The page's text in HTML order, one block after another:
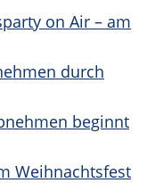
on Air – am
durch
beginnt
Weihnachtsfest